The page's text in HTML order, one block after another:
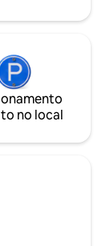
no local